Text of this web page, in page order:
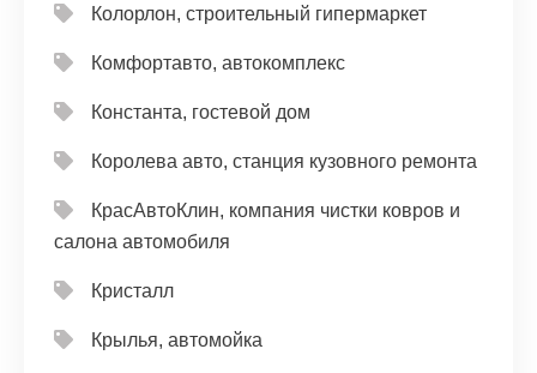
Колорлон, строительный гипермаркет
Комфортавто, автокомплекс
Константа, гостевой дом
Королева авто, станция кузовного ремонта
КрасАвтоКлин, компания чистки ковров и
салона автомобиля
Кристалл
Крылья, автомойка